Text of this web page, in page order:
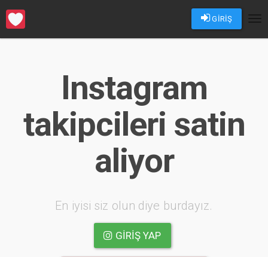
GİRİŞ
Instagram
takipcileri satin
aliyor
En iyisi siz olun diye burdayız.
GIRIŞ YAP